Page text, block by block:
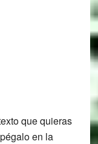
que quieras
en la